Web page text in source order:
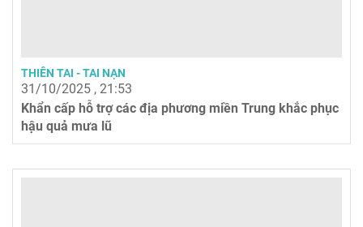
THIÊN TAI - TAI NẠN
31/10/2025 , 21:53
Khẩn cấp hỗ trợ các địa phương miền Trung khắc phục
hậu quả mưa lũ